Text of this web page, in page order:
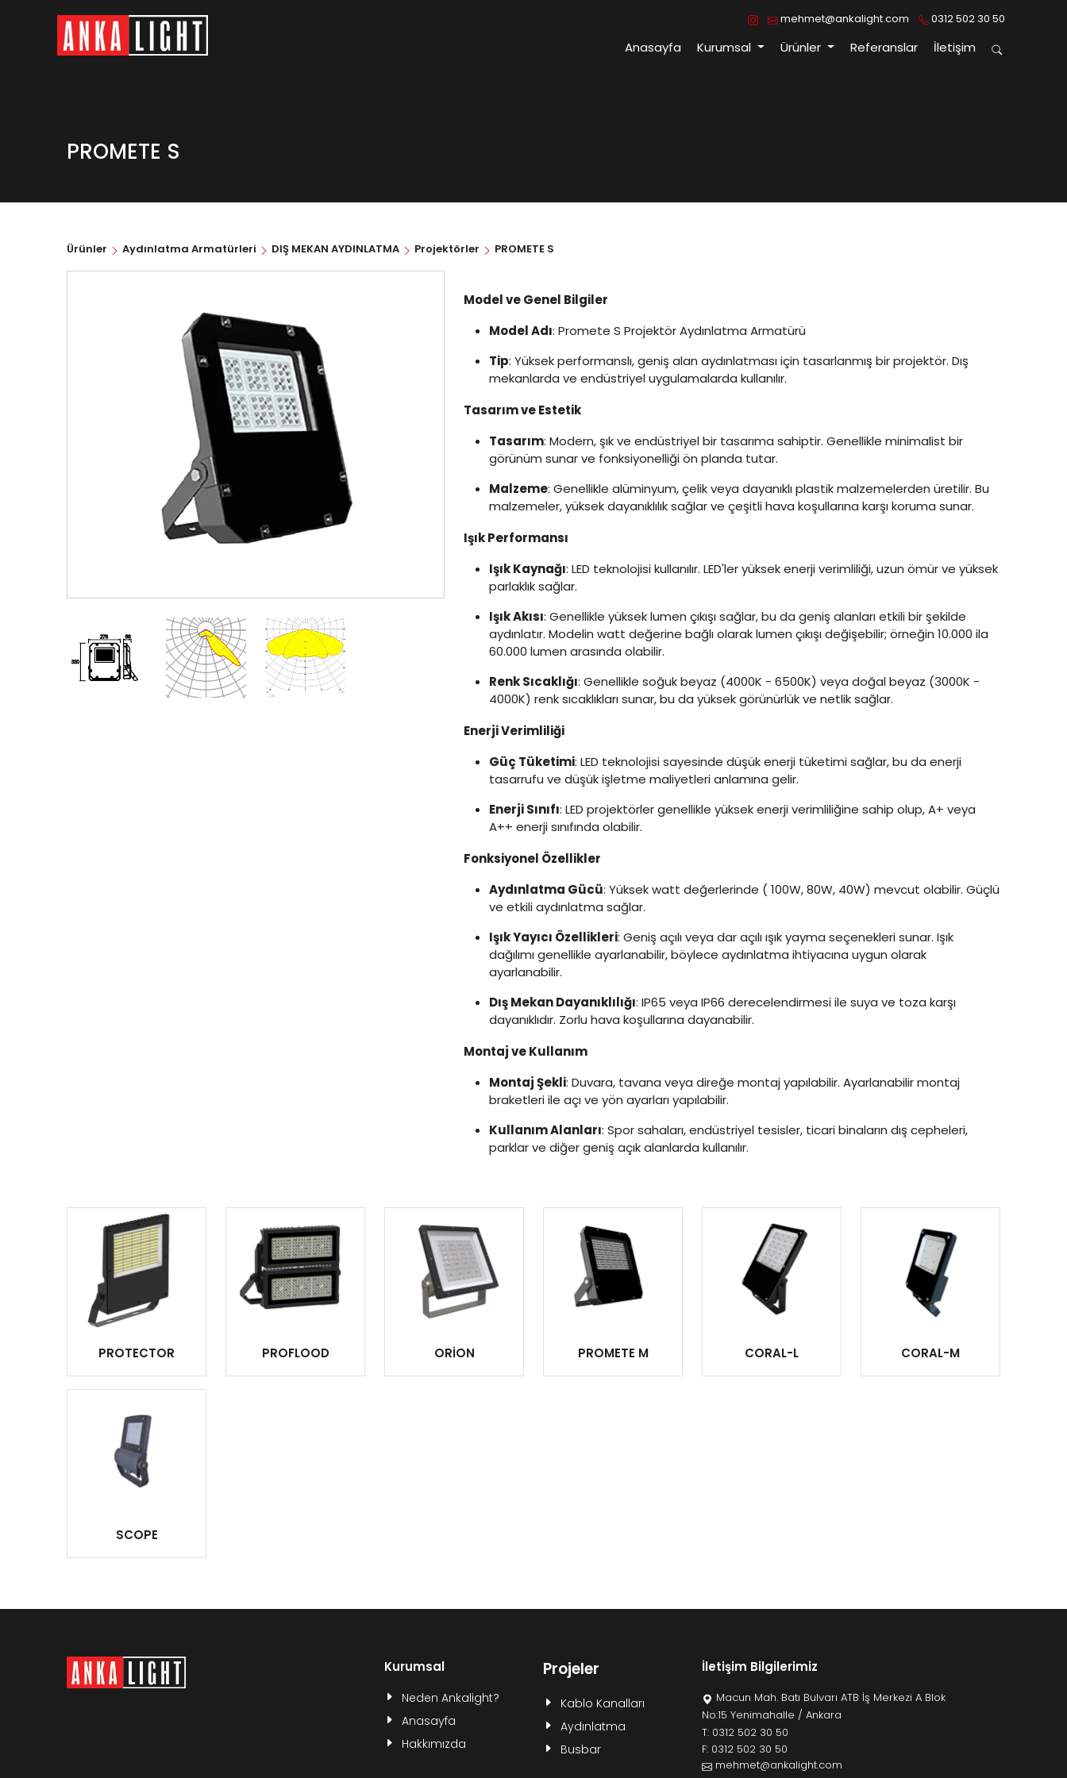
mehmet@ankalight.com 0312 502 30 50
Anasayfa Kurumsal Ürünler Referanslar İletişim
PROMETE S
Ürünler Aydınlatma Armatürleri DIŞ MEKAN AYDINLATMA Projektörler PROMETE S
Model ve Genel Bilgiler
Model Adı: Promete S Projektör Aydınlatma Armatürü
Tip: Yüksek performanslı, geniş alan aydınlatması için tasarlanmış bir projektör. Dış
mekanlarda ve endüstriyel uygulamalarda kullanılır.
Tasarım ve Estetik
Tasarım: Modern, şık ve endüstriyel bir tasarıma sahiptir. Genellikle minimalist bir
görünüm sunar ve fonksiyonelliği ön planda tutar.
Malzeme: Genellikle alüminyum, çelik veya dayanıklı plastik malzemelerden üretilir. Bu
malzemeler, yüksek dayanıklılık sağlar ve çeşitli hava koşullarına karşı koruma sunar.
Işık Performansı
Işık Kaynağı: LED teknolojisi kullanılır. LED'ler yüksek enerji verimliliği, uzun ömür ve yüksek
parlaklık sağlar.
Işık Akısı: Genellikle yüksek lumen çıkışı sağlar, bu da geniş alanları etkili bir şekilde
aydınlatır. Modelin watt değerine bağlı olarak lumen çıkışı değişebilir; örneğin 10.000 ila
60.000 lumen arasında olabilir.
Renk Sıcaklığı: Genellikle soğuk beyaz (4000K - 6500K) veya doğal beyaz (3000K -
4000K) renk sıcaklıkları sunar, bu da yüksek görünürlük ve netlik sağlar.
Enerji Verimliliği
Güç Tüketimi: LED teknolojisi sayesinde düşük enerji tüketimi sağlar, bu da enerji
tasarrufu ve düşük işletme maliyetleri anlamına gelir.
Enerji Sınıfı: LED projektörler genellikle yüksek enerji verimliliğine sahip olup, A+ veya
A++ enerji sınıfında olabilir.
Fonksiyonel Özellikler
Aydınlatma Gücü: Yüksek watt değerlerinde ( 100W, 80W, 40W) mevcut olabilir. Güçlü
ve etkili aydınlatma sağlar.
Işık Yayıcı Özellikleri: Geniş açılı veya dar açılı ışık yayma seçenekleri sunar. Işık
dağılımı genellikle ayarlanabilir, böylece aydınlatma ihtiyacına uygun olarak
ayarlanabilir.
Dış Mekan Dayanıklılığı: IP65 veya IP66 derecelendirmesi ile suya ve toza karşı
dayanıklıdır. Zorlu hava koşullarına dayanabilir.
Montaj ve Kullanım
Montaj Şekli: Duvara, tavana veya direğe montaj yapılabilir. Ayarlanabilir montaj
braketleri ile açı ve yön ayarları yapılabilir.
Kullanım Alanları: Spor sahaları, endüstriyel tesisler, ticari binaların dış cepheleri,
parklar ve diğer geniş açık alanlarda kullanılır.
PROTECTOR PROFLOOD ORİON PROMETE M CORAL-L CORAL-M
SCOPE
Kurumsal
Neden Ankalight?
Anasayfa
Hakkımızda
Projeler
Kablo Kanalları
Aydınlatma
Busbar
İletişim Bilgilerimiz
Macun Mah. Batı Bulvarı ATB İş Merkezi A Blok
No:15 Yenimahalle / Ankara
T: 0312 502 30 50
F: 0312 502 30 50
mehmet@ankalight.com